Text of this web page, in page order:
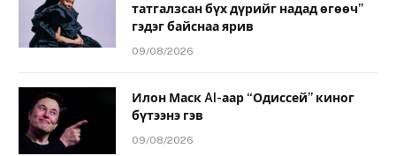
татгалзсан бүх дүрийг надад өгөөч”
гэдэг байснаа ярив
09/08/2026
Илон Маск AI-аар “Одиссей” киног
бүтээнэ гэв
09/08/2026